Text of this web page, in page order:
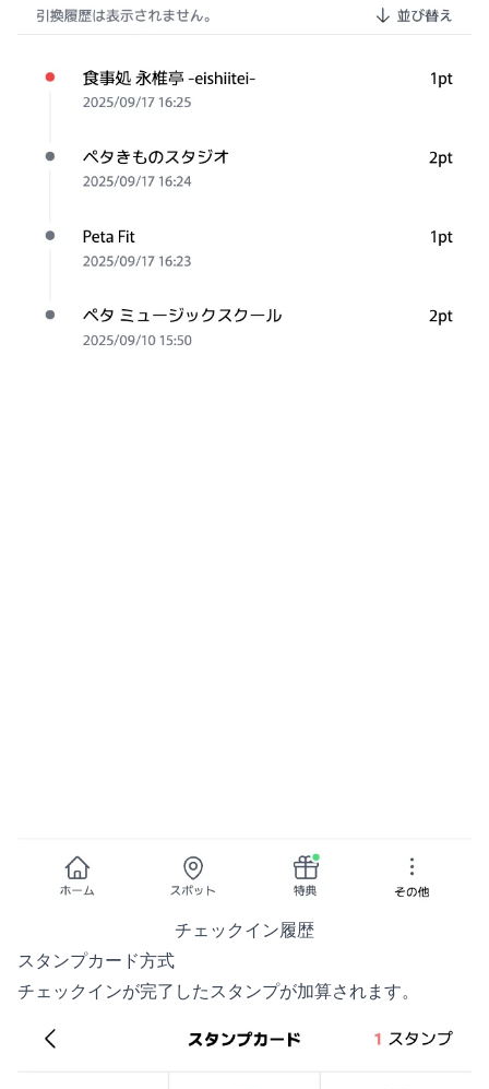
チェックイン履歴
スタンプカード方式
チェックインが完了したスタンプが加算されます。